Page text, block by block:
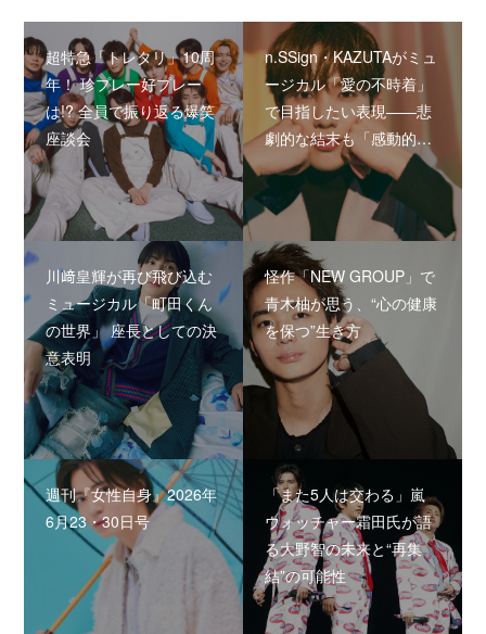
超特急「トレタリ」10周
年！ 珍プレー好プレー
は!? 全員で振り返る爆笑
座談会
n.SSign・KAZUTAがミュ
ージカル「愛の不時着」
で目指したい表現――悲
劇的な結末も「感動的…
川﨑皇輝が再び飛び込む
ミュージカル「町田くん
の世界」 座長としての決
意表明
怪作「NEW GROUP」で
青木柚が思う、“心の健康
を保つ”生き方
週刊『女性自身』2026年
6月23・30日号
「また5人は交わる」嵐
ウォッチャー霜田氏が語
る大野智の未来と“再集
結”の可能性